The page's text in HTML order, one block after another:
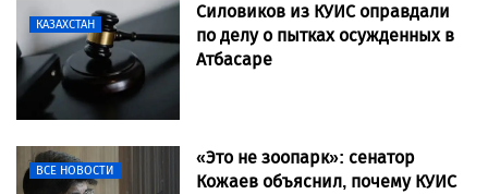
КАЗАХСТАН
Силовиков из КУИС оправдали
по делу о пытках осужденных в
Атбасаре
ВСЕ НОВОСТИ
«Это не зоопарк»: сенатор
Кожаев объяснил, почему КУИС